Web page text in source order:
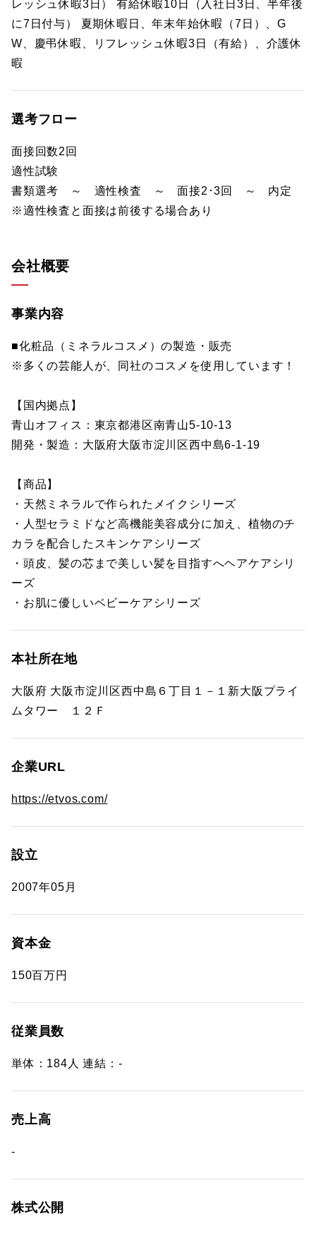
レッシュ休暇3日） 有給休暇10日（入社日3日、半年後
に7日付与） 夏期休暇日、年末年始休暇（7日）、G
W、慶弔休暇、リフレッシュ休暇3日（有給）、介護休
暇
選考フロー
面接回数2回
適性試験
書類選考 ～ 適性検査 ～ 面接2･3回 ～ 内定
※適性検査と面接は前後する場合あり
会社概要
事業内容
■化粧品（ミネラルコスメ）の製造・販売
※多くの芸能人が、同社のコスメを使用しています！
【国内拠点】
青山オフィス：東京都港区南青山5-10-13
開発・製造：大阪府大阪市淀川区西中島6-1-19
【商品】
・天然ミネラルで作られたメイクシリーズ
・人型セラミドなど高機能美容成分に加え、植物のチ
カラを配合したスキンケアシリーズ
・頭皮、髪の芯まで美しい髪を目指すへヘアケアシリ
ーズ
・お肌に優しいベビーケアシリーズ
本社所在地
大阪府 大阪市淀川区西中島６丁目１－１新大阪プライ
ムタワー １２Ｆ
企業URL
https://etvos.com/
設立
2007年05月
資本金
150百万円
従業員数
単体：184人 連結：-
売上高
-
株式公開